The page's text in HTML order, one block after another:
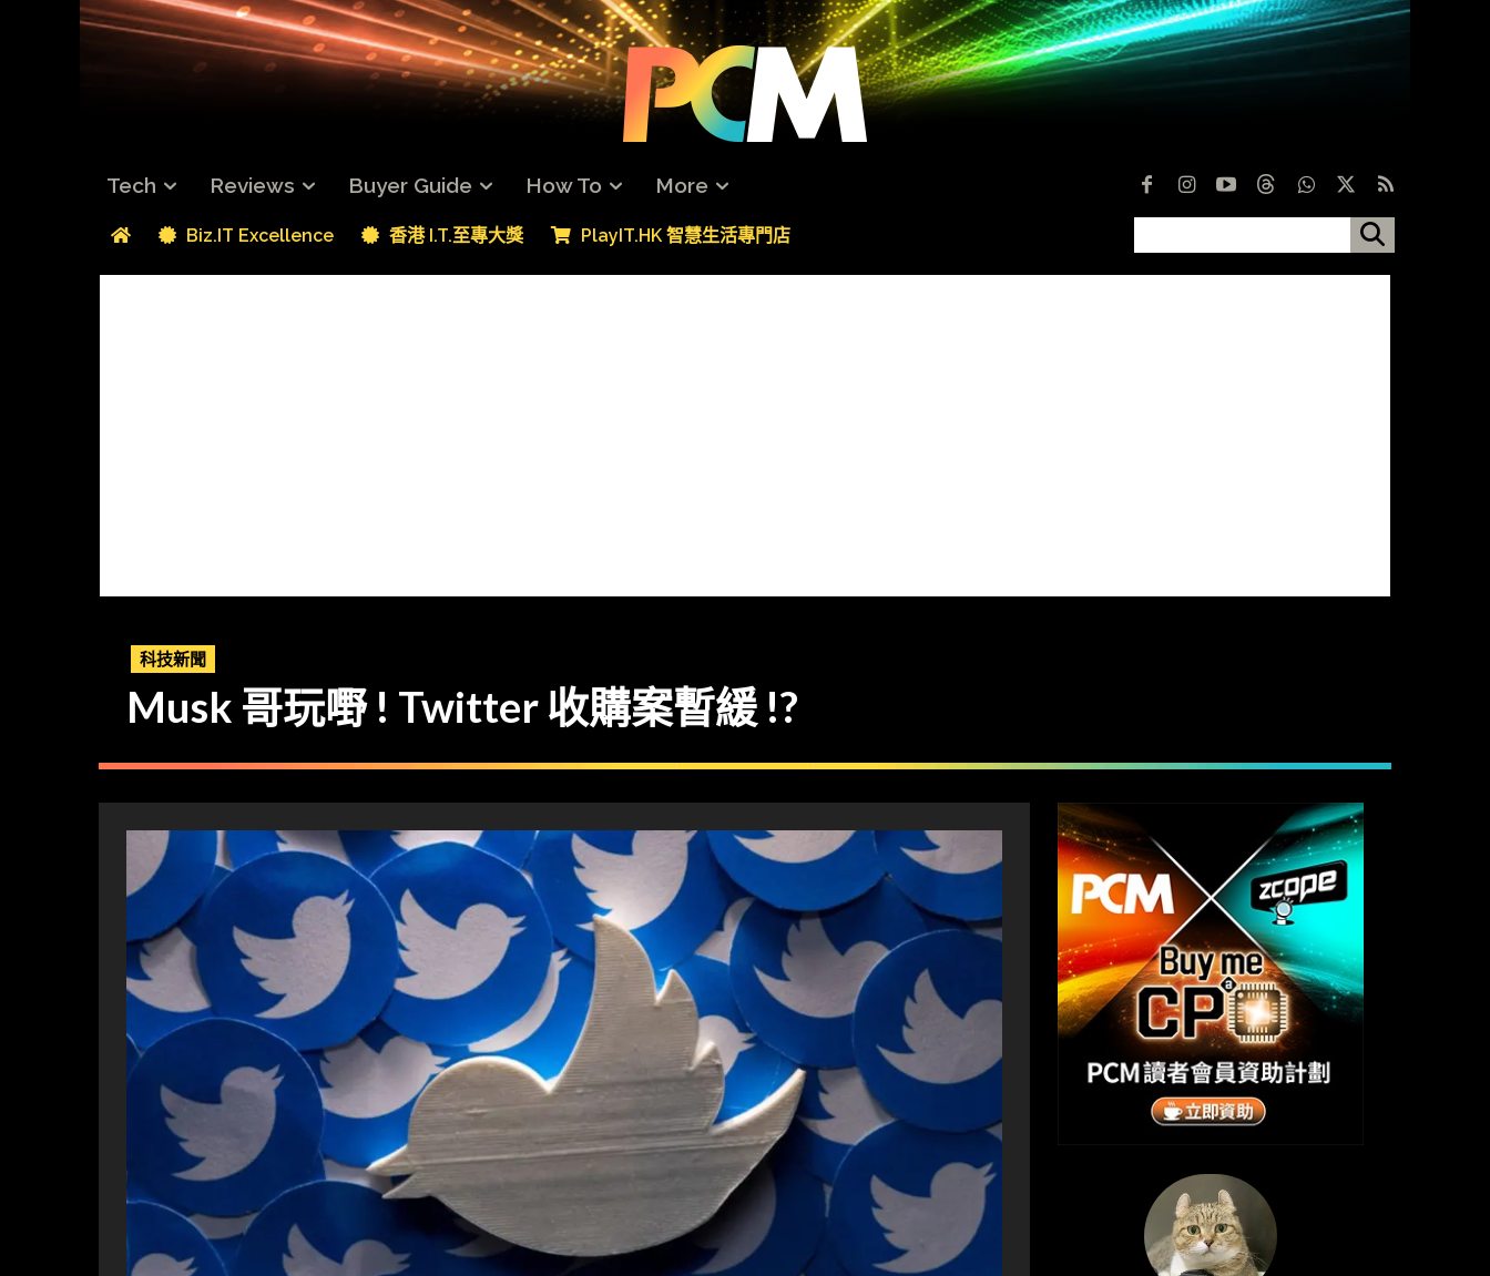
Tech Reviews Buyer Guide How To More
Biz.IT Excellence 香港 I.T.至專大獎 PlayIT.HK 智慧生活專門店
科技新聞
Musk 哥玩嘢 ! Twitter 收購案暫緩 !?